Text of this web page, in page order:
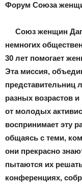
Форум Союза
Союз женщин
немногих
30 лет помогает
Эта миссия,
представительниц
разных возрастов
от молодых
воспринимает эту
общаясь с теми,
они прекрасно
пытаются их
конференциях,